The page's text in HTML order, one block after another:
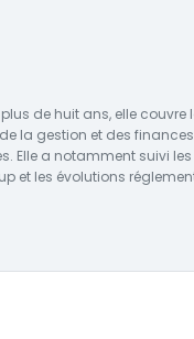
de huit ans, elle couvre
la gestion et des
Elle a notamment suivi les
et les évolutions